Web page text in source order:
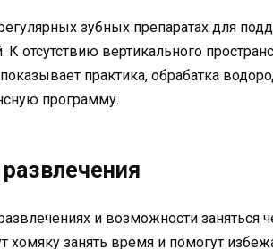
зубных препаратах для
отсутствию вертикального
практика, обрабатка
программу.
и возможности заняться
хомяку занять время и помогут